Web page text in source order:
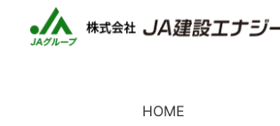
HOME